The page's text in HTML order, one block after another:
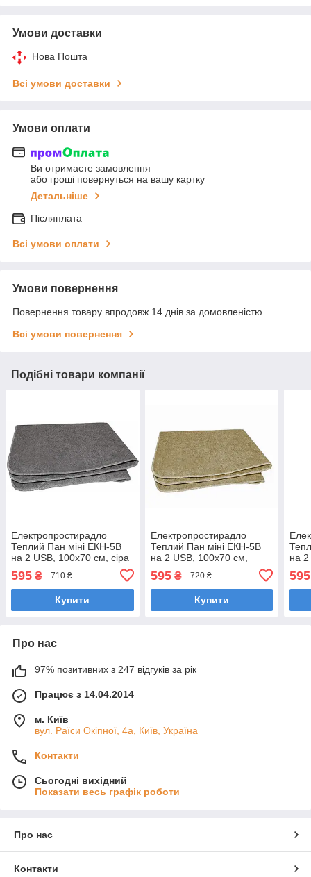
Умови доставки
Нова Пошта
Всі умови доставки
Умови оплати
Ви отримаєте замовлення
або гроші повернуться на вашу картку
Детальніше
Післяплата
Всі умови оплати
Умови повернення
Повернення товару впродовж 14 днів за домовленістю
Всі умови повернення
Подібні товари компанії
Електропростирадло
Теплий Пан міні ЕКН-5В
на 2 USB, 100х70 см, сіра
595 ₴ 710 ₴
Купити
Електропростирадло
Теплий Пан міні ЕКН-5В
на 2 USB, 100х70 см,
595₴ 720 ₴
Купити
на
595
Про нас
97% позитивних з 247 відгуків за рік
Працює з 14.04.2014
м. Київ
вул. Раїси Окіпної, 4а, Київ, Україна
Контакти
Сьогодні вихідний
Показати весь графік роботи
Про нас
Контакти